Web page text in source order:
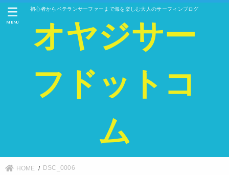
初心者からベテランサーファーまで海を楽しむ大人のサーフィンブログ
オヤジサー
フドットコ
ム
MENU
HOME DSC_0006